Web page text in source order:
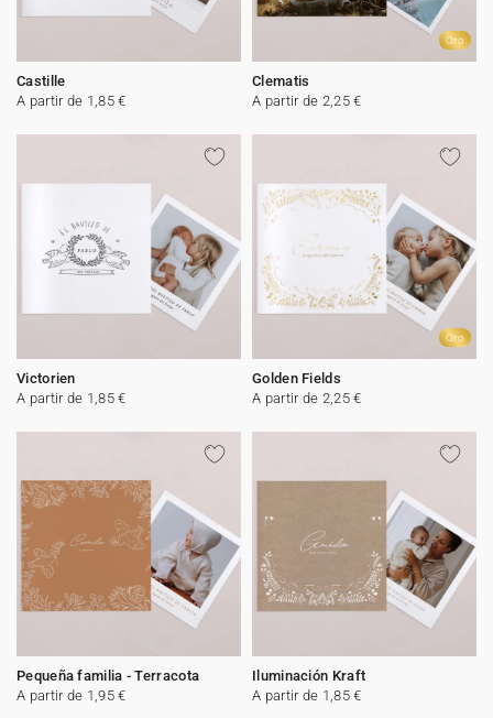
Castille
A partir de 1,85 €
Oro
Clematis
A partir de 2,25 €
Victorien
A partir de 1,85 €
Oro
Golden Fields
A partir de 2,25 €
Pequeña familia - Terracota
A partir de 1,95 €
Iluminación Kraft
A partir de 1,85 €